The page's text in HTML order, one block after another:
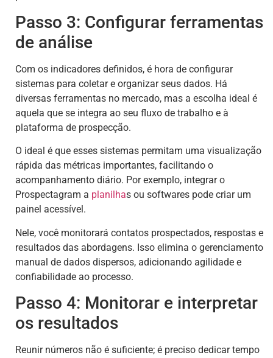
Passo 3: Configurar ferramentas
de análise
Com os indicadores definidos, é hora de configurar
sistemas para coletar e organizar seus dados. Há
diversas ferramentas no mercado, mas a escolha ideal é
aquela que se integra ao seu fluxo de trabalho e à
plataforma de prospecção.
O ideal é que esses sistemas permitam uma visualização
rápida das métricas importantes, facilitando o
acompanhamento diário. Por exemplo, integrar o
Prospectagram a planilhas ou softwares pode criar um
painel acessível.
Nele, você monitorará contatos prospectados, respostas e
resultados das abordagens. Isso elimina o gerenciamento
manual de dados dispersos, adicionando agilidade e
confiabilidade ao processo.
Passo 4: Monitorar e interpretar
os resultados
Reunir números não é suficiente; é preciso dedicar tempo